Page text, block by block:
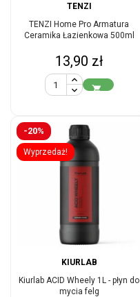
TENZI
TENZI Home Pro Armatura
Ceramika Łazienkowa 500ml
Cena
13,90 zł

-20%
Wyprzedaż!
KIURLAB
Kiurlab ACID Wheely 1L - płyn do
mycia felg